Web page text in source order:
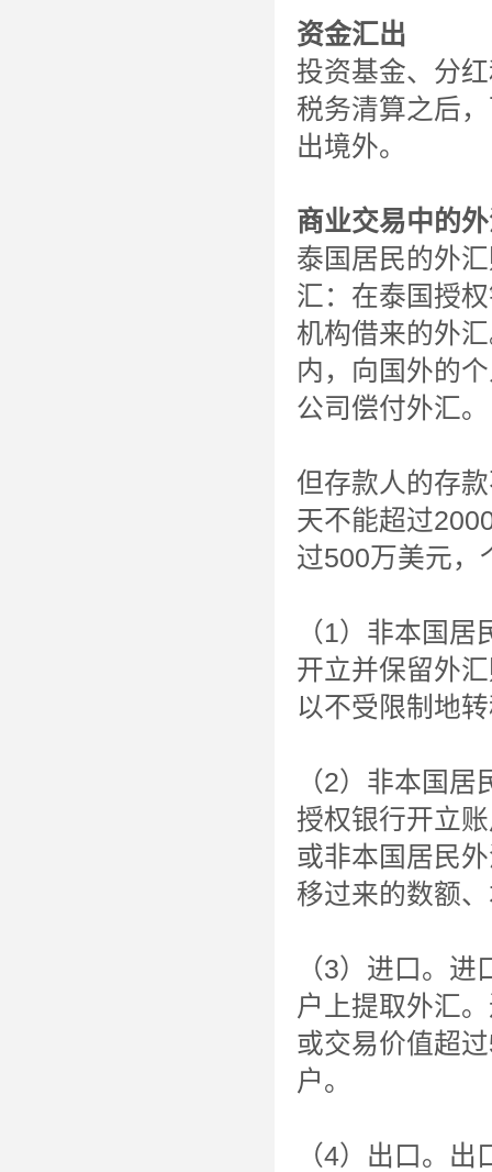
资金汇出
投资基金、分
税务清算之后
出境外。
商业交易中的
泰国居民的外
汇：在泰国授
机构借来的外
内，向国外的
公司偿付外汇。
但存款人的存
天不能超过
过500万美元，
（1）非本国
开立并保留外
以不受限制地
（2）非本国
授权银行开立
或非本国居民
移过来的数额
（3）进口。
户上提取外汇
或交易价值超
户。
（4）出口。